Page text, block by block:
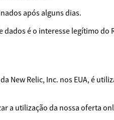
após alguns dias.
dados é o interesse legítimo
New Relic, Inc. nos EUA, é
a utilização da nossa oferta